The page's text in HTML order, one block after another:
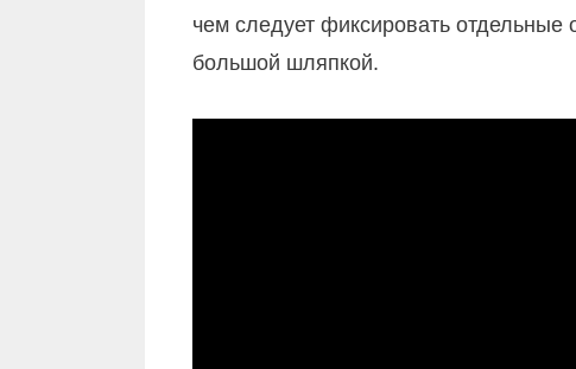
чем следует фиксировать
большой шляпкой.